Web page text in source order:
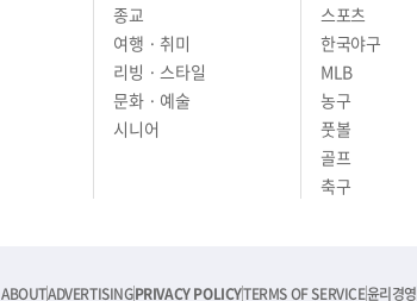
종교
여행 · 취미
리빙 · 스타일
문화 · 예술
시니어
스포츠
한국야구
MLB
농구
풋볼
골프
축구
ABOUTADVERTISINGPRIVACY POLICYTERMS OF SERVICE윤리경영